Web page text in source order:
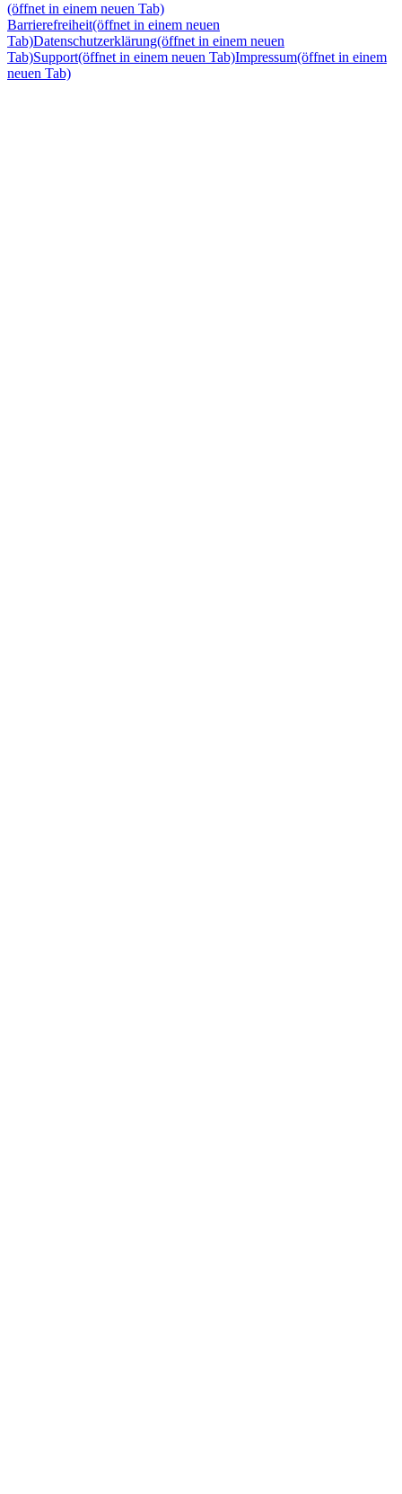
(öffnet in einem neuen Tab)
Barrierefreiheit(öffnet in einem neuen
Tab)Datenschutzerklärung(öffnet in einem neuen
Tab)Support(öffnet in einem neuen Tab)Impressum(öffnet in einem
neuen Tab)